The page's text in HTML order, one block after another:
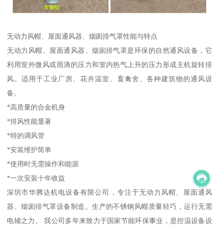
无动力风帽、屋面通风器、烟囱排气罩性能与特点
无动力风帽、屋面通风器、烟囱排气罩是环保的自然通风设备，它
利用室外微风或雨滴的压力和室内热气上升的压力形成主机旋转排
风。适用于工业厂房、花卉温室、畜禽舍、各种建筑物的通风设
备。
*高质量的合金机身
*排风性能显著
*特的调风管
*安装维护简单
*使用时无需操作和能源
*一次安装十年收益
深圳市华腾达机电设备有限公司，专注于无动力风帽、屋面通风
器、烟囱排气罩设备制造。生产的不锈钢风帽质量轻巧，运行无需
电辅之力。 我公司多年来致力于国家节能环保事业，是控温设备设